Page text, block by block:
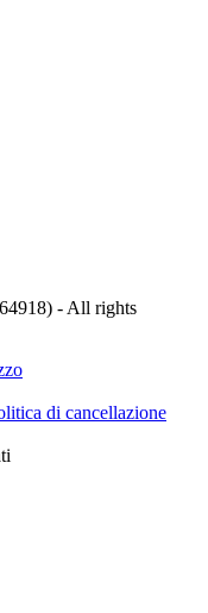
- All rights
di cancellazione